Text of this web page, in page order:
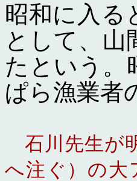
昭和に入る
として、山
たという。
ぱら漁業者
石川先生が
へ注ぐ）の大